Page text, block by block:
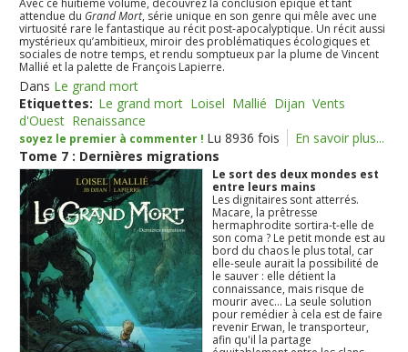
Avec ce huitième volume, découvrez la conclusion épique et tant
attendue du Grand Mort, série unique en son genre qui mêle avec une
virtuosité rare le fantastique au récit post-apocalyptique. Un récit aussi
mystérieux qu’ambitieux, miroir des problématiques écologiques et
sociales de notre temps, et rendu somptueux par la plume de Vincent
Mallié et la palette de François Lapierre.
Dans Le grand mort
Etiquettes: Le grand mort Loisel Mallié Dijan Vents
d'Ouest Renaissance
soyez le premier à commenter ! Lu 8936 fois
En savoir plus...
Tome 7 : Dernières migrations
Le sort des deux mondes est
entre leurs mains
Les dignitaires sont atterrés.
Macare, la prêtresse
hermaphrodite sortira-t-elle de
son coma ? Le petit monde est au
bord du chaos le plus total, car
elle-seule aurait la possibilité de
le sauver : elle détient la
connaissance, mais risque de
mourir avec... La seule solution
pour remédier à cela est de faire
revenir Erwan, le transporteur,
afin qu'il la partage